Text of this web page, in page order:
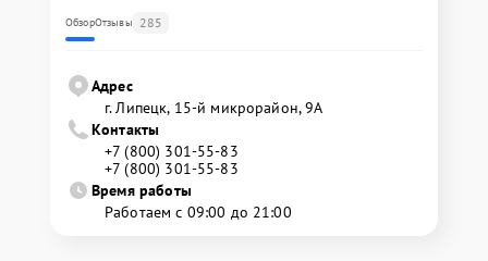
ОбзорОтзывы 285
Адрес
г. Липецк, 15-й микрорайон, 9А
Контакты
+7 (800) 301-55-83
+7 (800) 301-55-83
Время работы
Работаем с 09:00 до 21:00